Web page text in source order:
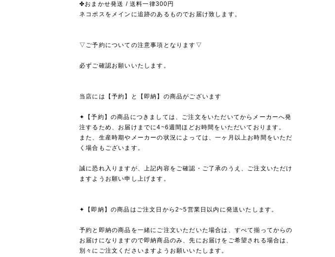
✤おまかせ発送 / 送料一律300円
ネコポスをメインに追跡のあるものでお届け致します。
▽ご予約についての注意事項となります▽
必ずご確認お願いいたします。
当店には【予約】と【即納】の商品がございます
✦【予約】の商品につきましては、ご注文をいただいてからメーカーへ発
注するため、お届けまでに4~6週間ほどお時間をいただいております。
また、生産時期やメーカーの状況によっては、一ヶ月以上お時間をいただ
く場合もございます。
誠に恐れ入りますが、上記内容をご確認・ご了承のうえ、ご注文いただけ
ますようお願い申し上げます。
✦【即納】の商品はご注文日から2~5営業日以内に発送いたします。
予約と即納の商品を一緒にご注文いただいた場合は、すべて揃ってからの
お届けになりますので即納商品のみ、先にお届けをご希望される場合は、
別々にご注文くださいますようお願いいたします。